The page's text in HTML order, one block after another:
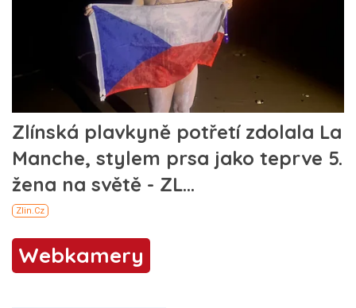
Webkamery